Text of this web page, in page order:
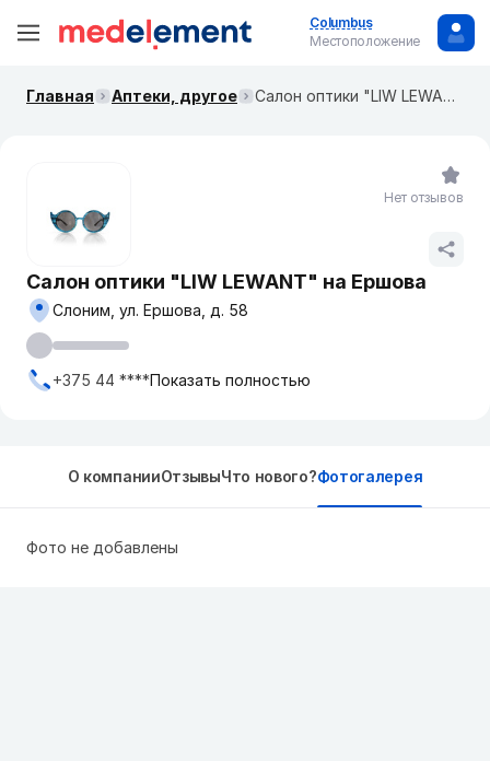
Columbus
Местоположение
Главная Аптеки, другое Салон оптики "LIW LEWANT" на Ершова
Салон оптики "LIW LEWANT" на Ершова
Слоним, ул. Ершова, д. 58
+375 44 ****Показать полностью
Нет отзывов
О компанииОтзывыЧто нового?Фотогалерея
Фото не добавлены